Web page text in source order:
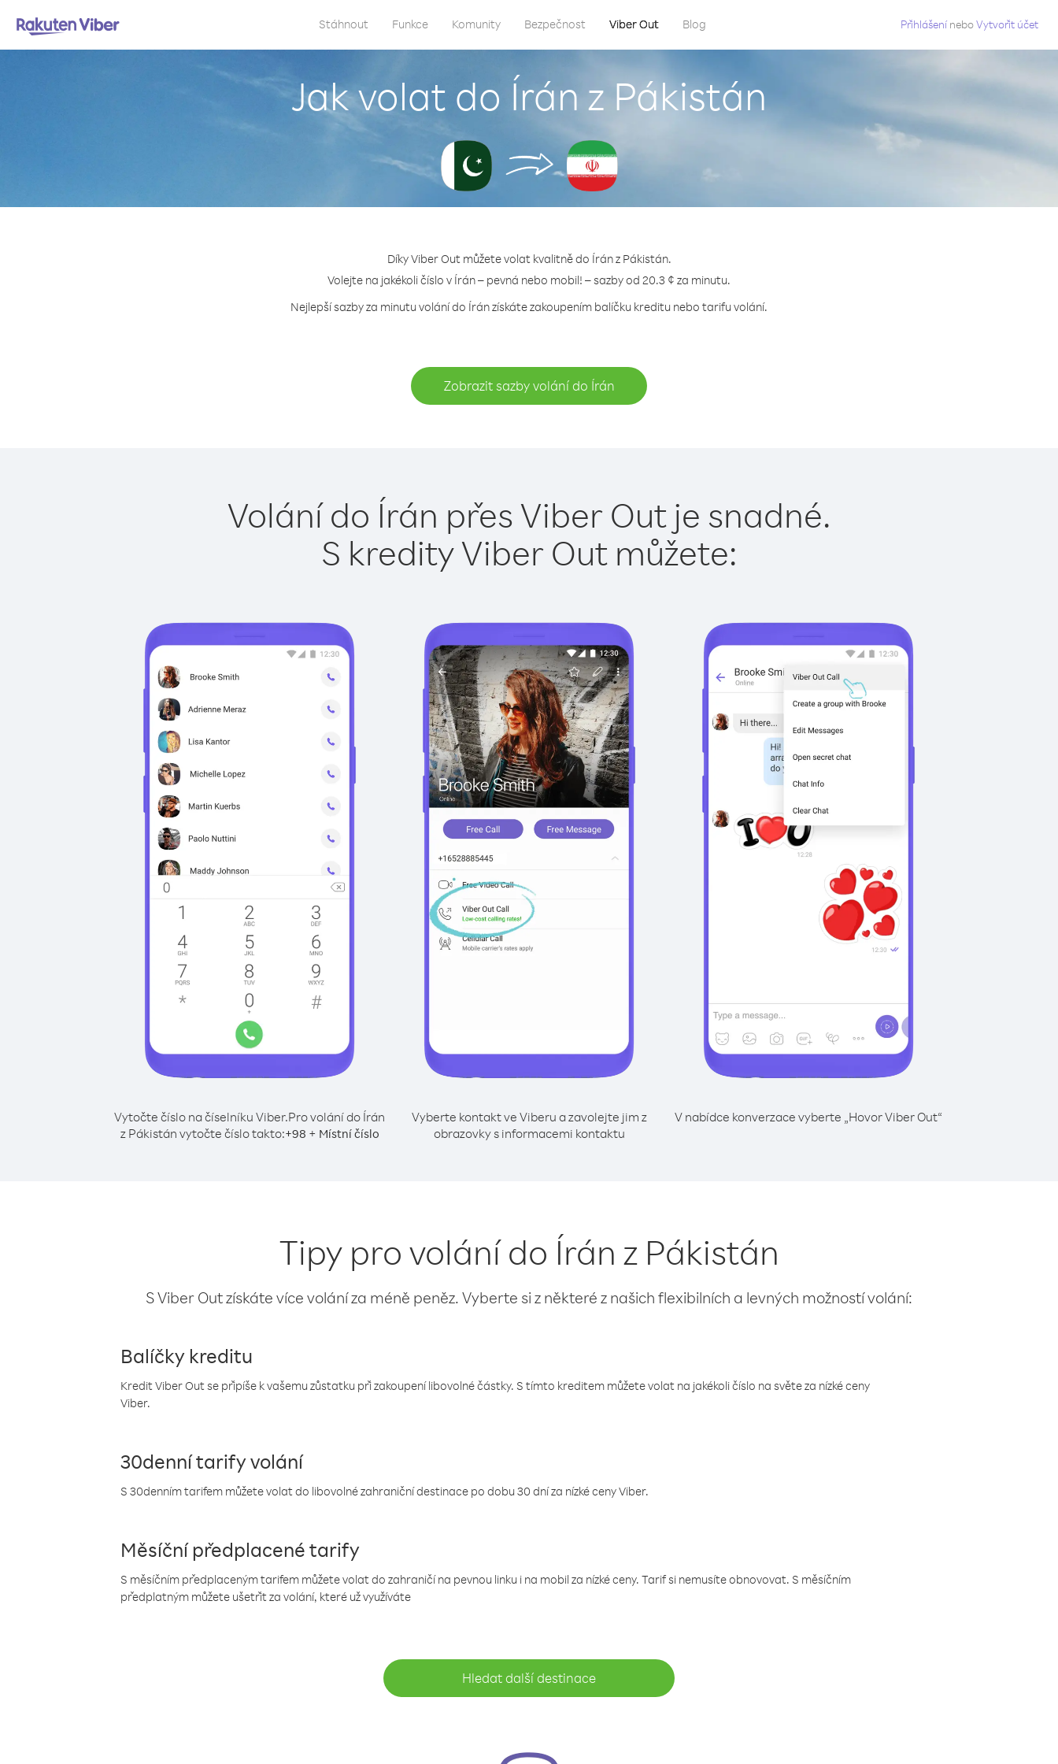
Stáhnout Funkce Komunity Bezpečnost Viber Out Blog Přihlášení neboVytvořit účet
Jak volat do Írán z Pákistán
Díky Viber Out můžete volat kvalitně do Írán z Pákistán.
Volejte na jakékoli číslo v Írán – pevná nebo mobil! – sazby od 20.3 ¢ za minutu.
Nejlepší sazby za minutu volání do Írán získáte zakoupením balíčku kreditu nebo tarifu volání.
Zobrazit sazby volání do Írán
Volání do Írán přes Viber Out je snadné.
S kredity Viber Out můžete:
Vytočte číslo na číselníku Viber.Pro volání do Írán
z Pákistán vytočte číslo takto:+98 + Místní číslo
Vyberte kontakt ve Viberu a zavolejte jim z
obrazovky s informacemi kontaktu
V nabídce konverzace vyberte „Hovor Viber Out“
Tipy pro volání do Írán z Pákistán
S Viber Out získáte více volání za méně peněz. Vyberte si z některé z našich flexibilních a levných možností volání:
Balíčky kreditu
Kredit Viber Out se připíše k vašemu zůstatku při zakoupení libovolné částky. S tímto kreditem můžete volat na jakékoli číslo na světe za nízké ceny
Viber.
30denní tarify volání
S 30denním tarifem můžete volat do libovolné zahraniční destinace po dobu 30 dní za nízké ceny Viber.
Měsíční předplacené tarify
S měsíčním předplaceným tarifem můžete volat do zahraničí na pevnou linku i na mobil za nízké ceny. Tarif si nemusíte obnovovat. S měsíčním
předplatným můžete ušetřit za volání, které už využíváte
Hledat další destinace